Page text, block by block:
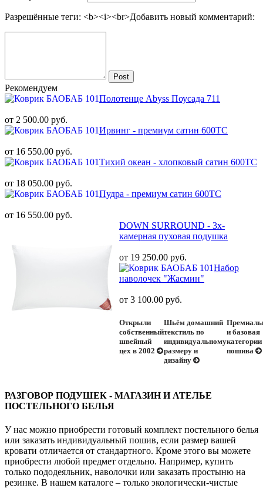
Разрешённые теги: <b><i><br>Добавить новый комментарий:
Post
Рекомендуем
Полотенце Abyss Поусада 711
от 2 500.00 руб.
Ирвинг - премиум сатин 600ТС
от 16 550.00 руб.
Тихий океан - хлопковый сатин 600ТС
от 18 050.00 руб.
Пудра - премиум сатин 600ТС
от 16 550.00 руб.
DOWN SURROUND - 3х-
камерная пуховая подушка
от 19 250.00 руб.
Набор
наволочек "Жасмин"
от 3 100.00 руб.
Открыли
собственный
швейный
цех в 2002
Шьём домашний
текстиль по
индивидуальному
размеру и
дизайну
и базовая
категории
пошива
РАЗГОВОР ПОДУШЕК - МАГАЗИН И АТЕЛЬЕ
ПОСТЕЛЬНОГО БЕЛЬЯ
У нас можно приобрести готовый комплект постельного белья
или заказать индивидуальный пошив, если размер вашей
кровати отличается от стандартного. Кроме этого вы можете
приобрести любой предмет отдельно. Например, купить
только пододеяльник, наволочки или заказать простыню на
резинке. В нашем каталоге – только экологически-чистые